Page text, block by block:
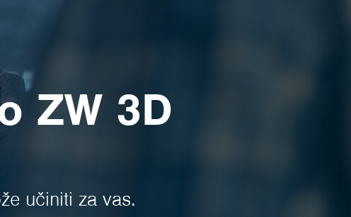
ZW 3D
učiniti za vas.